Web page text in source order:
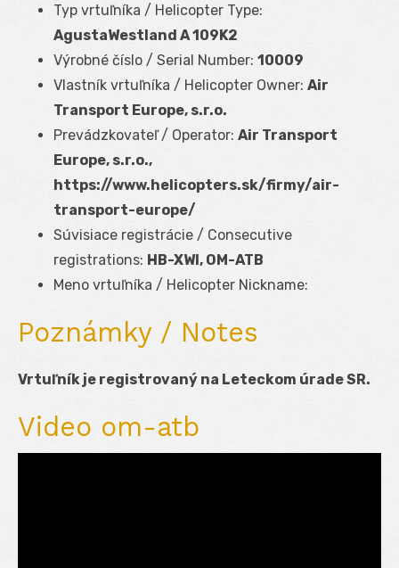
Typ vrtuľníka / Helicopter Type:
AgustaWestland A 109K2
Výrobné číslo / Serial Number: 10009
Vlastník vrtuľníka / Helicopter Owner: Air
Transport Europe, s.r.o.
Prevádzkovateľ / Operator: Air Transport
Europe, s.r.o.,
https://www.helicopters.sk/firmy/air-
transport-europe/
Súvisiace registrácie / Consecutive
registrations: HB-XWI, OM-ATB
Meno vrtuľníka / Helicopter Nickname:
Poznámky / Notes
Vrtuľník je registrovaný na Leteckom úrade SR.
Video om-atb